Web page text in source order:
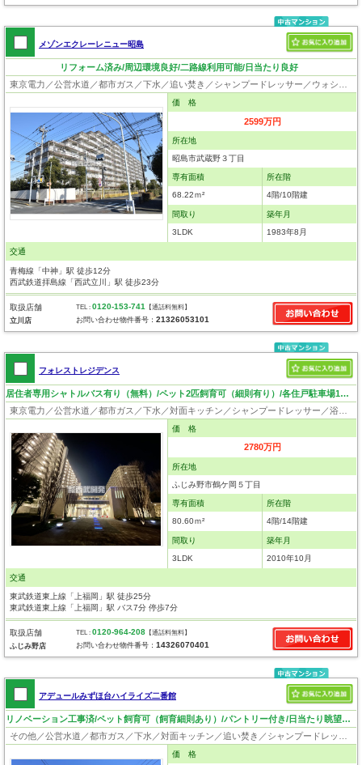
メゾンエクレーレニュー昭島
リフォーム済み/周辺環境良好/二路線利用可能/日当たり良好
価 格
2599万円
所在地
昭島市武蔵野３丁目
専有面積
68.22ｍ²
所在階
4階/10階建
間取り
3LDK
築年月
1983年8月
交通
青梅線「中神」駅 徒歩12分
西武鉄道拝島線「西武立川」駅 徒歩23分
取扱店舗
立川店
TEL :0120-153-741 【通話料無料】
お問い合わせ物件番号：21326053101
フォレストレジデンス
居住者専用シャトルバス有り（無料）/ペット2匹飼育可（細則有り）/各住戸駐車場1台有り（自走式）
価 格
2780万円
所在地
ふじみ野市鶴ケ岡５丁目
専有面積
80.60ｍ²
所在階
4階/14階建
間取り
3LDK
築年月
2010年10月
交通
東武鉄道東上線「上福岡」駅 徒歩25分
東武鉄道東上線「上福岡」駅 バス7分 停歩7分
取扱店舗
ふじみ野店
TEL :0120-964-208 【通話料無料】
お問い合わせ物件番号：14326070401
アデュールみずほ台ハイライズ二番館
リノベーション工事済/ペット飼育可（飼育細則あり）/パントリー付き/日当たり眺望良好/LDK16帖
価 格